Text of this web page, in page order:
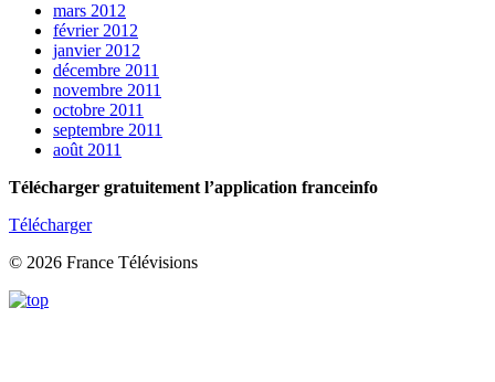
mars 2012
février 2012
janvier 2012
décembre 2011
novembre 2011
octobre 2011
septembre 2011
août 2011
Télécharger gratuitement l’application franceinfo
Télécharger
© 2026 France Télévisions